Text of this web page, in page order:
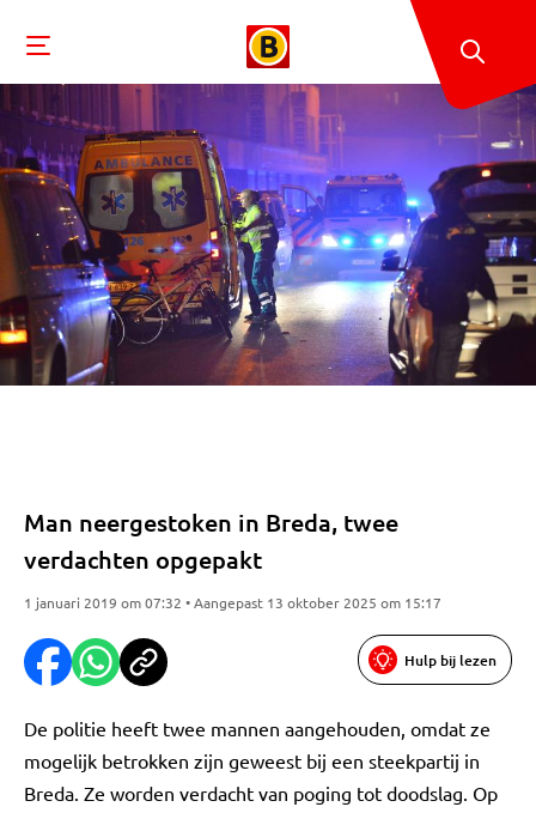
Man neergestoken in Breda, twee
verdachten opgepakt
1 januari 2019 om 07:32 • Aangepast 13 oktober 2025 om 15:17
Hulp bij lezen
De politie heeft twee mannen aangehouden, omdat ze
mogelijk betrokken zijn geweest bij een steekpartij in
Breda. Ze worden verdacht van poging tot doodslag. Op